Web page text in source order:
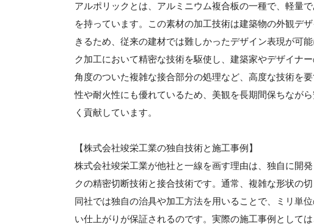
アルポリックとは、アルミニウム複合板の一種で、軽量
を持っています。この素材の加工技術は建築物の外観デ
きるため、従来の建材では難しかったデザイン表現が可
ク加工において精密な技術を駆使し、建築家やデザイナ
角度のついた複雑な接合部分の処理など、高度な技術を
性や耐火性にも優れているため、美観を長期間保ちなが
く貢献しています。
【株式会社竣栄工業の独自技術と施工事例】
株式会社竣栄工業が他社と一線を画す理由は、独自に開
クの精密切断技術と接合技術です。通常、複雑な形状の
同社では独自の治具や加工方法を用いることで、ミリ単
い仕上がりが保証されるのです。実際の施工事例として